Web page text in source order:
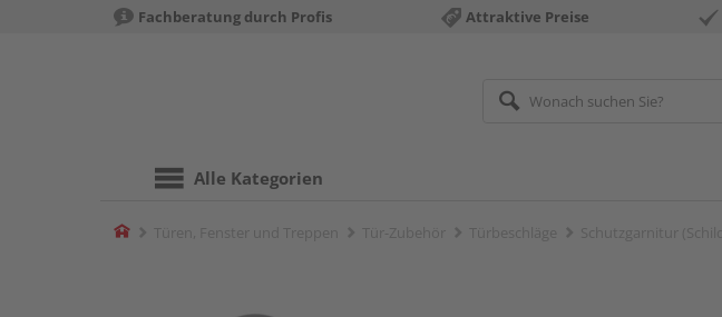
Fachberatung durch Profis Attraktive Preise
Alle Kategorien
Home